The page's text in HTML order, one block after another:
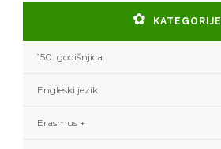
KATEGORIJE
150. godišnjica
Engleski jezik
Erasmus +